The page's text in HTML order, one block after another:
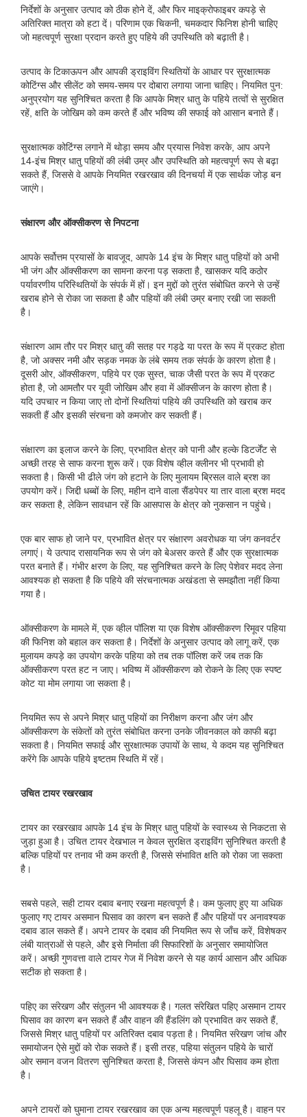
निर्देशों के अनुसार उत्पाद को ठीक होने दें, और फिर माइक्रोफाइबर कपड़े से
अतिरिक्त मात्रा को हटा दें। परिणाम एक चिकनी, चमकदार फिनिश होनी चाहिए
जो महत्वपूर्ण सुरक्षा प्रदान करते हुए पहिये की उपस्थिति को बढ़ाती है।
उत्पाद के टिकाऊपन और आपकी ड्राइविंग स्थितियों के आधार पर सुरक्षात्मक
कोटिंग्स और सीलेंट को समय-समय पर दोबारा लगाया जाना चाहिए। नियमित पुन:
अनुप्रयोग यह सुनिश्चित करता है कि आपके मिश्र धातु के पहिये तत्वों से सुरक्षित
रहें, क्षति के जोखिम को कम करते हैं और भविष्य की सफाई को आसान बनाते हैं।
सुरक्षात्मक कोटिंग्स लगाने में थोड़ा समय और प्रयास निवेश करके, आप अपने
14-इंच मिश्र धातु पहियों की लंबी उम्र और उपस्थिति को महत्वपूर्ण रूप से बढ़ा
सकते हैं, जिससे वे आपके नियमित रखरखाव की दिनचर्या में एक सार्थक जोड़ बन
जाएंगे।
संक्षारण और ऑक्सीकरण से निपटना
आपके सर्वोत्तम प्रयासों के बावजूद, आपके 14 इंच के मिश्र धातु पहियों को अभी
भी जंग और ऑक्सीकरण का सामना करना पड़ सकता है, खासकर यदि कठोर
पर्यावरणीय परिस्थितियों के संपर्क में हों। इन मुद्दों को तुरंत संबोधित करने से उन्हें
खराब होने से रोका जा सकता है और पहियों की लंबी उम्र बनाए रखी जा सकती
है।
संक्षारण आम तौर पर मिश्र धातु की सतह पर गड्ढे या परत के रूप में प्रकट होता
है, जो अक्सर नमी और सड़क नमक के लंबे समय तक संपर्क के कारण होता है।
दूसरी ओर, ऑक्सीकरण, पहिये पर एक सुस्त, चाक जैसी परत के रूप में प्रकट
होता है, जो आमतौर पर यूवी जोखिम और हवा में ऑक्सीजन के कारण होता है।
यदि उपचार न किया जाए तो दोनों स्थितियां पहिये की उपस्थिति को खराब कर
सकती हैं और इसकी संरचना को कमजोर कर सकती हैं।
संक्षारण का इलाज करने के लिए, प्रभावित क्षेत्र को पानी और हल्के डिटर्जेंट से
अच्छी तरह से साफ करना शुरू करें। एक विशेष व्हील क्लीनर भी प्रभावी हो
सकता है। किसी भी ढीले जंग को हटाने के लिए मुलायम ब्रिसल वाले ब्रश का
उपयोग करें। जिद्दी धब्बों के लिए, महीन दाने वाला सैंडपेपर या तार वाला ब्रश मदद
कर सकता है, लेकिन सावधान रहें कि आसपास के क्षेत्र को नुकसान न पहुंचे।
एक बार साफ हो जाने पर, प्रभावित क्षेत्र पर संक्षारण अवरोधक या जंग कनवर्टर
लगाएं। ये उत्पाद रासायनिक रूप से जंग को बेअसर करते हैं और एक सुरक्षात्मक
परत बनाते हैं। गंभीर क्षरण के लिए, यह सुनिश्चित करने के लिए पेशेवर मदद लेना
आवश्यक हो सकता है कि पहिये की संरचनात्मक अखंडता से समझौता नहीं किया
गया है।
ऑक्सीकरण के मामले में, एक व्हील पॉलिश या एक विशेष ऑक्सीकरण रिमूवर पहिया
की फिनिश को बहाल कर सकता है। निर्देशों के अनुसार उत्पाद को लागू करें, एक
मुलायम कपड़े का उपयोग करके पहिया को तब तक पॉलिश करें जब तक कि
ऑक्सीकरण परत हट न जाए। भविष्य में ऑक्सीकरण को रोकने के लिए एक स्पष्ट
कोट या मोम लगाया जा सकता है।
नियमित रूप से अपने मिश्र धातु पहियों का निरीक्षण करना और जंग और
ऑक्सीकरण के संकेतों को तुरंत संबोधित करना उनके जीवनकाल को काफी बढ़ा
सकता है। नियमित सफाई और सुरक्षात्मक उपायों के साथ, ये कदम यह सुनिश्चित
करेंगे कि आपके पहिये इष्टतम स्थिति में रहें।
उचित टायर रखरखाव
टायर का रखरखाव आपके 14 इंच के मिश्र धातु पहियों के स्वास्थ्य से निकटता से
जुड़ा हुआ है। उचित टायर देखभाल न केवल सुरक्षित ड्राइविंग सुनिश्चित करती है
बल्कि पहियों पर तनाव भी कम करती है, जिससे संभावित क्षति को रोका जा सकता
है।
सबसे पहले, सही टायर दबाव बनाए रखना महत्वपूर्ण है। कम फुलाए हुए या अधिक
फुलाए गए टायर असमान घिसाव का कारण बन सकते हैं और पहियों पर अनावश्यक
दबाव डाल सकते हैं। अपने टायर के दबाव की नियमित रूप से जाँच करें, विशेषकर
लंबी यात्राओं से पहले, और इसे निर्माता की सिफारिशों के अनुसार समायोजित
करें। अच्छी गुणवत्ता वाले टायर गेज में निवेश करने से यह कार्य आसान और अधिक
सटीक हो सकता है।
पहिए का संरेखण और संतुलन भी आवश्यक है। गलत संरेखित पहिए असमान टायर
घिसाव का कारण बन सकते हैं और वाहन की हैंडलिंग को प्रभावित कर सकते हैं,
जिससे मिश्र धातु पहियों पर अतिरिक्त दबाव पड़ता है। नियमित संरेखण जांच और
समायोजन ऐसे मुद्दों को रोक सकते हैं। इसी तरह, पहिया संतुलन पहिये के चारों
ओर समान वजन वितरण सुनिश्चित करता है, जिससे कंपन और घिसाव कम होता
है।
अपने टायरों को घुमाना टायर रखरखाव का एक अन्य महत्वपूर्ण पहलू है। वाहन पर